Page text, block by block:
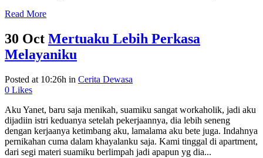
Read More
30 Oct Mertuaku Lebih Perkasa
Melayaniku
Posted at 10:26h in Cerita Dewasa
0 Likes
Aku Yanet, baru saja menikah, suamiku sangat workaholik, jadi aku
dijadiin istri keduanya setelah pekerjaannya, dia lebih seneng
dengan kerjaanya ketimbang aku, lamalama aku bete juga. Indahnya
pernikahan cuma dalam khayalanku saja. Kami tinggal di apartment,
dari segi materi suamiku berlimpah jadi apapun yg dia...